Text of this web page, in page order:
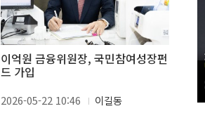
이억원 금융위원장, 국민참여성장펀
드 가입
2026-05-22 10:46 이길동